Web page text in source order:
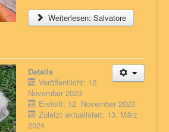
Weiterlesen: Salvatore
Details
Veröffentlicht: 12.
November 2023
Erstellt: 12. November 2023
Zuletzt aktualisiert: 13. März
2024